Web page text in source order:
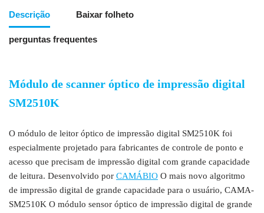
Descrição Baixar folheto
perguntas frequentes
Módulo de scanner óptico de impressão digital
SM2510K
O módulo de leitor óptico de impressão digital SM2510K foi
especialmente projetado para fabricantes de controle de ponto e
acesso que precisam de impressão digital com grande capacidade
de leitura. Desenvolvido por CAMÁBIO O mais novo algoritmo
de impressão digital de grande capacidade para o usuário, CAMA-
SM2510K O módulo sensor óptico de impressão digital de grande